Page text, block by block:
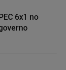
6x1 no